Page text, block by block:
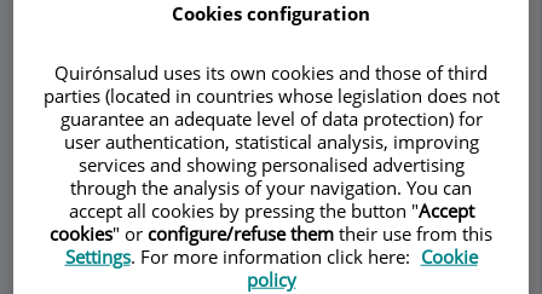
PSICOLOGIA CLÍNICA ADULTS
PSIQUIATRIA ADULTS
PSIQUIATRIA INFANTIL I ADOLESCENT
Demanar Cita
Cookies configuration
Quirónsalud uses its own cookies and those of third
parties (located in countries whose legislation does not
guarantee an adequate level of data protection) for
user authentication, statistical analysis, improving
services and showing personalised advertising
through the analysis of your navigation. You can
accept all cookies by pressing the button "Accept
cookies" or configure/refuse them their use from this
Settings. For more information click here: Cookie
policy